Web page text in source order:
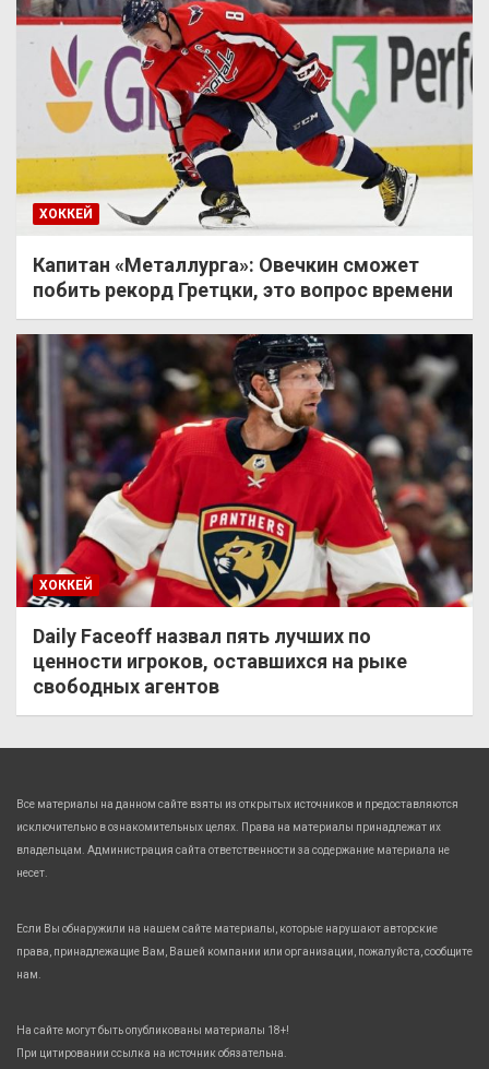
ХОККЕЙ
Капитан «Металлурга»: Овечкин сможет
побить рекорд Гретцки, это вопрос времени
ХОККЕЙ
Daily Faceoff назвал пять лучших по
ценности игроков, оставшихся на рыке
свободных агентов
Все материалы на данном сайте взяты из открытых источников и предоставляются
исключительно в ознакомительных целях. Права на материалы принадлежат их
владельцам. Администрация сайта ответственности за содержание материала не
несет.
Если Вы обнаружили на нашем сайте материалы, которые нарушают авторские
права, принадлежащие Вам, Вашей компании или организации, пожалуйста, сообщите
нам.
На сайте могут быть опубликованы материалы 18+!
При цитировании ссылка на источник обязательна.